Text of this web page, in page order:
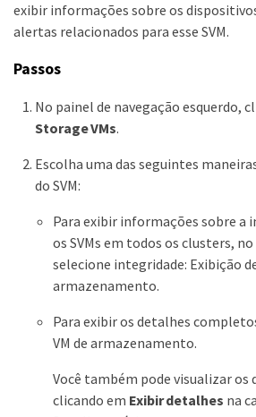
exibir informações sobre os
alertas relacionados para esse SVM.
Passos
No painel de navegação esquerdo,
Storage VMs.
Escolha uma das seguintes
do SVM:
Para exibir informações sobre a
os SVMs em todos os clusters,
selecione integridade: Exibição
armazenamento.
Para exibir os detalhes
VM de armazenamento.
Você também pode visualizar
clicando em Exibir detalhes na